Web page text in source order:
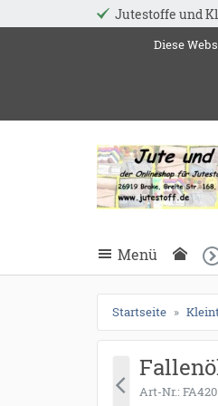
Jutestoffe und
Diese
schließen
Suche
Menü
Startseite
Art-Nr. FA420